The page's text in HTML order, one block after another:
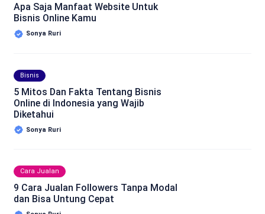
Apa Saja Manfaat Website Untuk
Bisnis Online Kamu
Sonya Ruri
Bisnis
5 Mitos Dan Fakta Tentang Bisnis
Online di Indonesia yang Wajib
Diketahui
Sonya Ruri
Cara Jualan
9 Cara Jualan Followers Tanpa Modal
dan Bisa Untung Cepat